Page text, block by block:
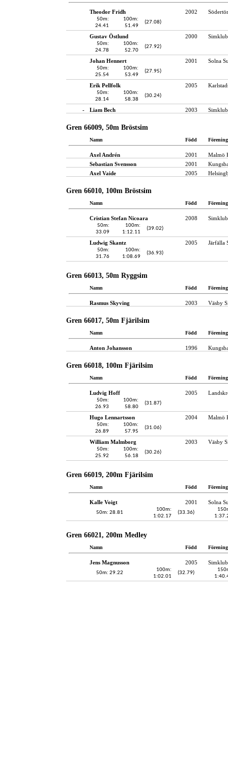
Theodor Fridh 2002
50m:
24.41
100m:
51.49
(27.08)
Gustav Östlund 2000
50m:
24.78
100m:
52.70
(27.92)
Johan Hennert 2001 Solna
50m:
25.54
100m:
53.49
(27.95)
Erik Pellfolk 2005
50m:
28.14
100m:
58.38
(30.24)
- Liam Bech 2003
Gren 66009, 50m Bröstsim
Namn Född Förening
Axel Andrén 2001
Malmö
Sebastian Svensson
2001
Axel Vaide
2005
Gren 66010, 100m Bröstsim
Namn Född Förening
Cristian Stefan Nicoara 2008
50m:
33.09
100m:
1:12.11
(39.02)
Ludwig Skantz 2005 Järfälla
50m:
31.76
100m:
1:08.69
(36.93)
Gren 66013, 50m Ryggsim
Namn Född Förening
Rasmus Skyving 2003 Väsby
Gren 66017, 50m Fjärilsim
Namn Född Förening
Anton Johansson 1996
Gren 66018, 100m Fjärilsim
Namn Född Förening
Ludvig Hoff 2005
50m:
26.93
100m:
58.80
(31.87)
Hugo Lennartsson 2004 Malmö
50m:
26.89
100m:
57.95
(31.06)
William Malmborg 2003 Väsby
50m:
25.92
100m:
56.18
(30.26)
Gren 66019, 200m Fjärilsim
Namn Född Förening
Kalle Voigt 2001 Solna
50m: 28.81
100m:
1:02.17
(33.36)
Gren 66021, 200m Medley
Namn Född Förening
Jens Magnusson 2005
50m: 29.22
100m:
1:02.01
(32.79)